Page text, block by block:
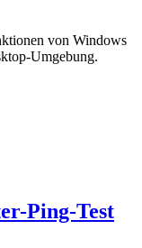
von Windows
Umgebung.
Ping-Test